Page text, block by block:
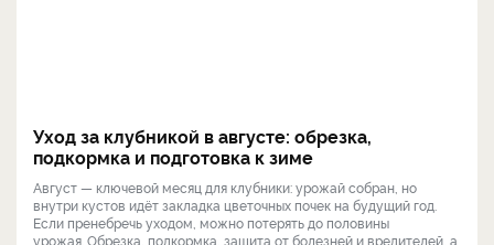
Уход за клубникой в августе: обрезка,
подкормка и подготовка к зиме
Август — ключевой месяц для клубники: урожай собран, но
внутри кустов идёт закладка цветочных почек на будущий год.
Если пренебречь уходом, можно потерять до половины
урожая. Обрезка, подкормка, защита от болезней и вредителей, а